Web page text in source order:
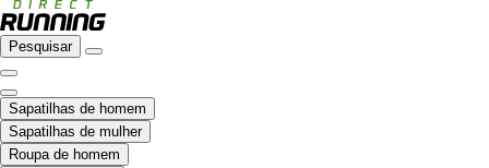
Pesquisar
Sapatilhas de homem
Sapatilhas de mulher
Roupa de homem